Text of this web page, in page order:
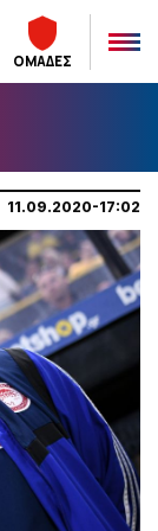
ΟΜΑΔΕΣ
11.09.2020-17:02